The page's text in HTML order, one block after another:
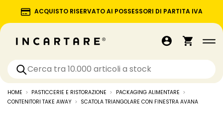
ACQUISTO RISERVATO AI POSSESSORI DI PARTITA IVA
HOME PASTICCERIE E RISTORAZIONE
PACKAGING ALIMENTARE
CONTENITORI TAKE AWAY
SCATOLA TRIANGOLARE CON FINESTRA AVANA